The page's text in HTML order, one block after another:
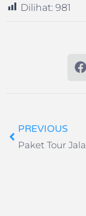
Dilihat: 981
PREVIOUS